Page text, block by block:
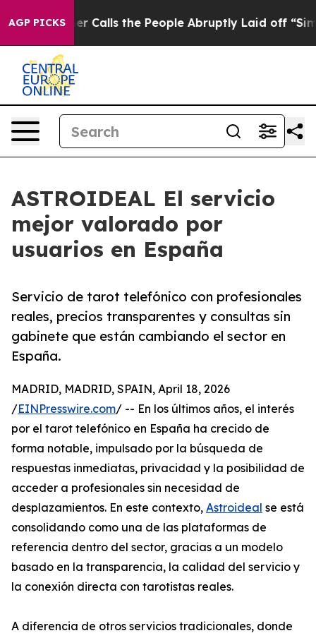
AGP PICKS
Owner Calls the People Abruptly Laid off “Simply
ASTROIDEAL El servicio
mejor valorado por
usuarios en España
Servicio de tarot telefónico con profesionales
reales, precios transparentes y consultas sin
gabinete que están cambiando el sector en
España.
MADRID, MADRID, SPAIN, April 18, 2026
/EINPresswire.com/ -- En los últimos años, el interés
por el tarot telefónico en España ha crecido de
forma notable, impulsado por la búsqueda de
respuestas inmediatas, privacidad y la posibilidad de
acceder a profesionales sin necesidad de
desplazamientos. En este contexto, Astroideal se está
consolidando como una de las plataformas de
referencia dentro del sector, gracias a un modelo
basado en la transparencia, la calidad del servicio y
la conexión directa con tarotistas reales.
A diferencia de otros servicios tradicionales, donde